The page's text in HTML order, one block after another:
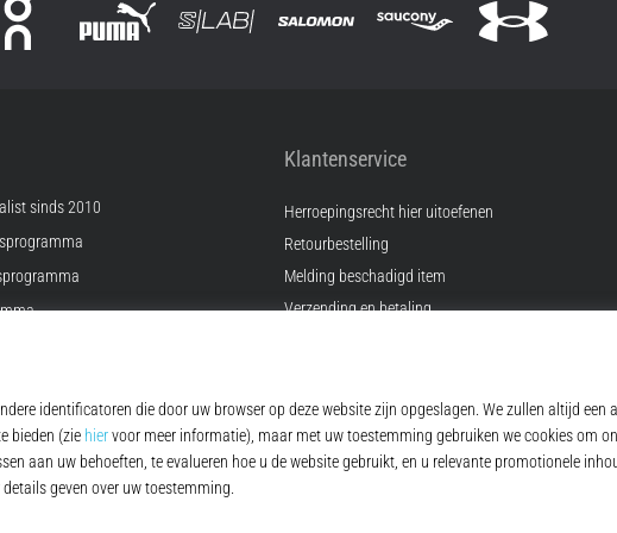
sinds 2010
Klantenservice
Herroepingsrecht hier uitoefenen
Retourbestelling
Melding beschadigd item
Verzending en betaling
FAQ
Privacybeleid